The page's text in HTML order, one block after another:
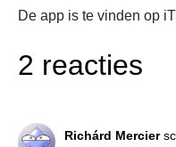
De app is te vinden op
2 reacties
Richárd Mercier